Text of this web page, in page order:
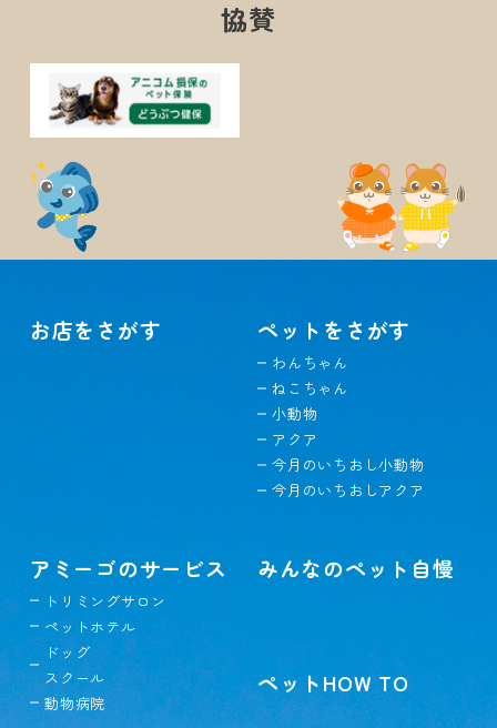
協賛
お店をさがす ペットをさがす
わんちゃん
ねこちゃん
小動物
アクア
今月のいちおし小動物
今月のいちおしアクア
アミーゴのサービス
トリミングサロン
ペットホテル
ドッグ
スクール
動物病院
みんなのペット自慢
ペットHOW TO